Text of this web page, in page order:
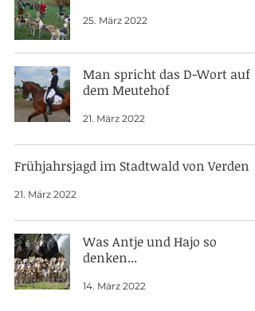
25. März 2022
Man spricht das D-Wort auf
dem Meutehof
21. März 2022
Frühjahrsjagd im Stadtwald von Verden
21. März 2022
Was Antje und Hajo so
denken...
14. März 2022